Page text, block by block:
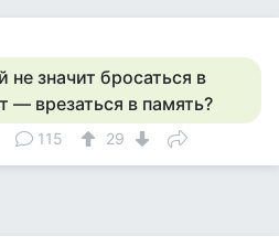
не значит бросаться в
— врезаться в память?
115 29